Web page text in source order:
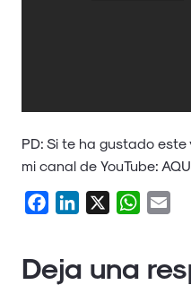
PD: Si te ha gustado
mi canal de YouTube:
FacebookLinkedIn
Deja una